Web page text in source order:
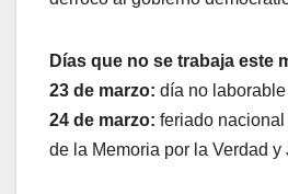
Días que no se trabaja este
23 de marzo: día no
24 de marzo: feriado
de la Memoria por la Verdad y